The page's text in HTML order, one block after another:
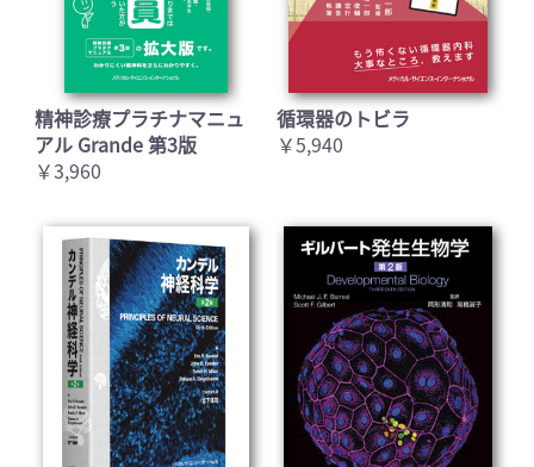
精神診療プラチナマニュ
アル Grande 第3版
￥3,960
循環器のトビラ
￥5,940